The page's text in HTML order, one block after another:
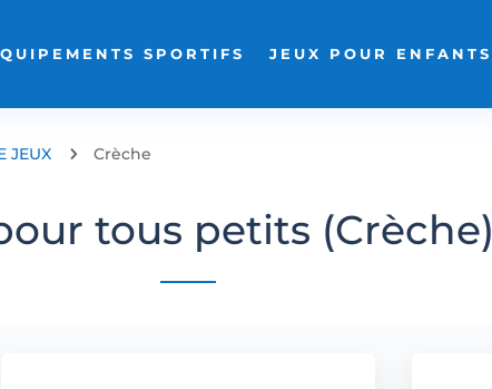
SPORTIFS JEUX POUR ENFANTS
JEUX 5 Crèche
tous petits (Crèche)